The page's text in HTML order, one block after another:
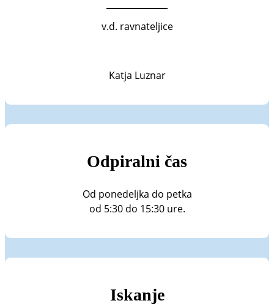
v.d. ravnateljice
Katja Luznar
Odpiralni čas
Od ponedeljka do petka
od 5:30 do 15:30 ure.
Iskanje